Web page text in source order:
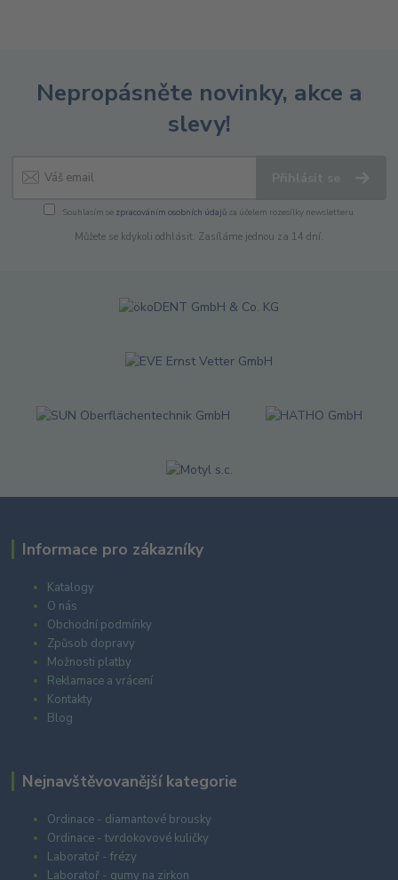
Nepropásněte novinky, akce a
slevy!
Souhlasím se zpracováním osobních údajůza účelem rozesílky newsletteru.
Můžete se kdykoli odhlásit. Zasíláme jednou za 14 dní.
Informace pro zákazníky
Katalogy
O nás
Obchodní podmínky
Způsob dopravy
Možnosti platby
Reklamace a vrácení
Kontakty
Blog
Nejnavštěvovanější kategorie
Ordinace - diamantové brousky
Ordinace - tvrdokovové kuličky
Laboratoř - frézy
Laboratoř - gumy na zirkon